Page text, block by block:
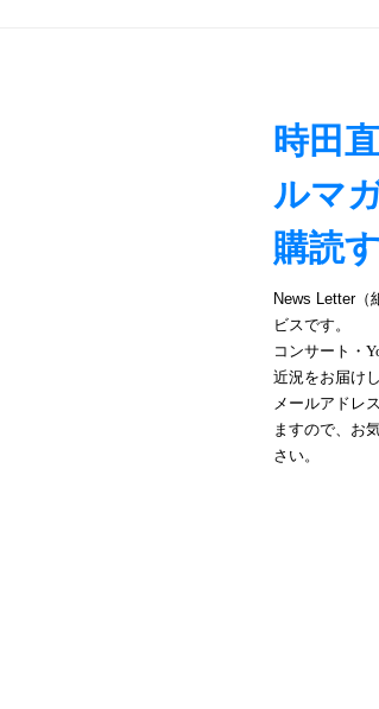
ン
時田
ルマ
購読
News Letter（
ビスです。
コンサート・
近況をお届けし
メールアドレ
ますので、お
さい。